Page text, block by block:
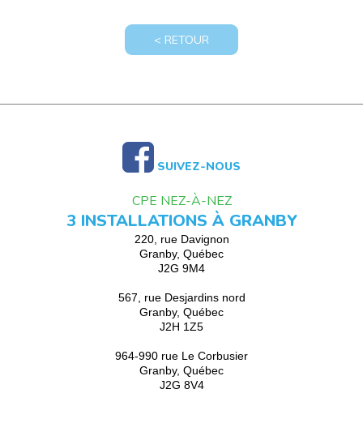
< RETOUR
SUIVEZ-NOUS
CPE NEZ-À-NEZ
3 INSTALLATIONS À GRANBY
220, rue Davignon
Granby, Québec
J2G 9M4
567, rue Desjardins nord
Granby, Québec
J2H 1Z5
964-990 rue Le Corbusier
Granby, Québec
J2G 8V4